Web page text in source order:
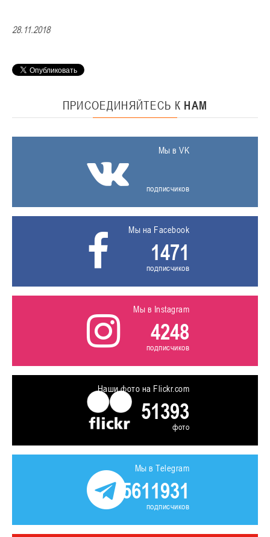
28.11.2018
ПРИСОЕДИНЯЙТЕСЬ К НАМ
Мы в VK
подписчиков
Мы на Facebook
1471
подписчиков
Мы в Instagram
4248
подписчиков
Наши фото на Flickr.com
51393
фото
Мы в Telegram
5611931
подписчиков